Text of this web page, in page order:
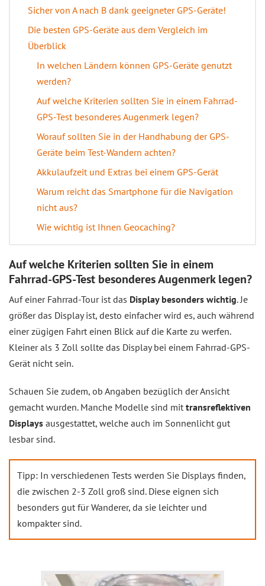
Sicher von A nach B dank geeigneter GPS-Geräte!
Die besten GPS-Geräte aus dem Vergleich im
Überblick
In welchen Ländern können GPS-Geräte genutzt
werden?
Auf welche Kriterien sollten Sie in einem Fahrrad-
GPS-Test besonderes Augenmerk legen?
Worauf sollten Sie in der Handhabung der GPS-
Geräte beim Test-Wandern achten?
Akkulaufzeit und Extras bei einem GPS-Gerät
Warum reicht das Smartphone für die Navigation
nicht aus?
Wie wichtig ist Ihnen Geocaching?
Auf welche Kriterien sollten Sie in einem
Fahrrad-GPS-Test besonderes Augenmerk legen?
Auf einer Fahrrad-Tour ist das Display besonders wichtig. Je
größer das Display ist, desto einfacher wird es, auch während
einer zügigen Fahrt einen Blick auf die Karte zu werfen.
Kleiner als 3 Zoll sollte das Display bei einem Fahrrad-GPS-
Gerät nicht sein.
Schauen Sie zudem, ob Angaben bezüglich der Ansicht
gemacht wurden. Manche Modelle sind mit transreflektiven
Displays ausgestattet, welche auch im Sonnenlicht gut
lesbar sind.
Tipp: In verschiedenen Tests werden Sie Displays finden,
die zwischen 2-3 Zoll groß sind. Diese eignen sich
besonders gut für Wanderer, da sie leichter und
kompakter sind.